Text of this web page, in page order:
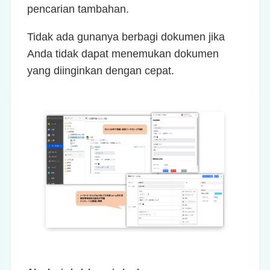
pencarian tambahan.
Tidak ada gunanya berbagi dokumen jika
Anda tidak dapat menemukan dokumen
yang diinginkan dengan cepat.